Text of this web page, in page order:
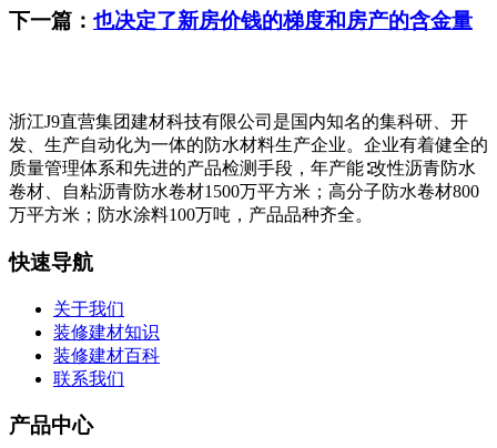
下一篇： 也决定了新房价钱的梯度和房产的含金量
浙江J9直营集团建材科技有限公司是国内知名的集科研、开
发、生产自动化为一体的防水材料生产企业。企业有着健全的
质量管理体系和先进的产品检测手段，年产能∶改性沥青防水
卷材、自粘沥青防水卷材1500万平方米；高分子防水卷材800
万平方米；防水涂料100万吨，产品品种齐全。
快速导航
关于我们
装修建材知识
装修建材百科
联系我们
产品中心